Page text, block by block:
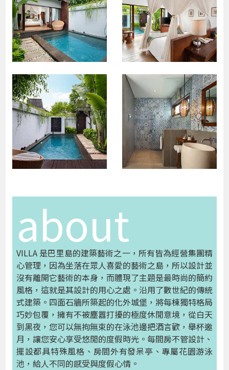
about
VILLA 是巴里島的建築藝術之一，所有皆為經營集團精
心管理，因為坐落在眾人喜愛的藝術之島，所以設計並
沒有離開它藝術的本身，而體現了主題是最時尚的簡約
風格，這就是其設計的用心之處。沿用了數世紀的傳統
式建築。四面石牆所築起的化外城堡，將每棟獨特格局
巧妙包覆，擁有不被塵囂打擾的極度休閒意境，從白天
到黑夜，您可以無拘無束的在泳池邊把酒言歡，舉杯邀
月，讓您安心享受悠閒的度假時光。每間房不管設計、
擺設都具特殊風格、房間外有發呆亭、專屬花園游泳
池，給人不同的感受與度假心情。